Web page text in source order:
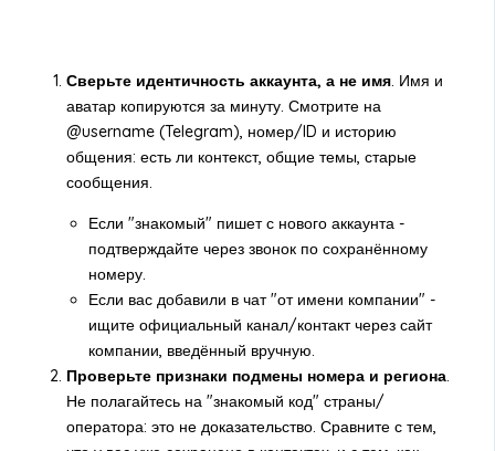
Сверьте идентичность аккаунта, а не имя. Имя и
аватар копируются за минуту. Смотрите на
@username (Telegram), номер/ID и историю
общения: есть ли контекст, общие темы, старые
сообщения.
Если "знакомый" пишет с нового аккаунта -
подтверждайте через звонок по сохранённому
номеру.
Если вас добавили в чат "от имени компании" -
ищите официальный канал/контакт через сайт
компании, введённый вручную.
Проверьте признаки подмены номера и региона.
Не полагайтесь на "знакомый код" страны/
оператора: это не доказательство. Сравните с тем,